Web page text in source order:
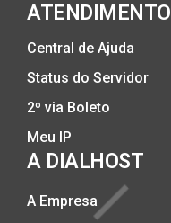
ATENDIMENTO
Central de Ajuda
Status do Servidor
2º via Boleto
Meu IP
A DIALHOST
A Empresa